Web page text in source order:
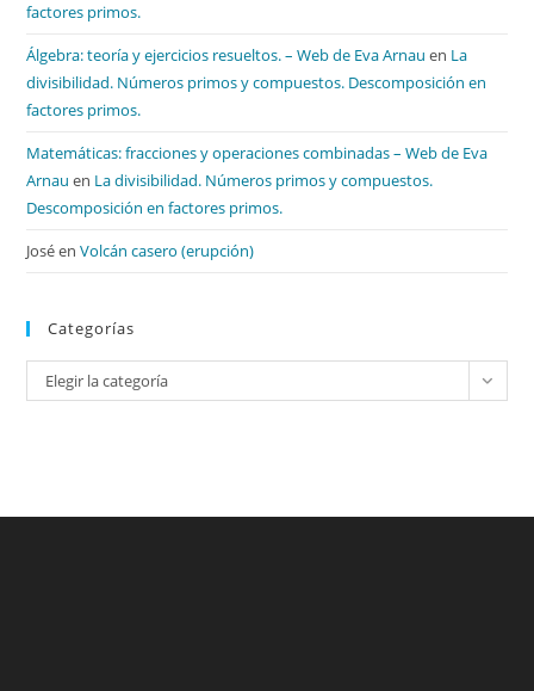
factores primos.
Álgebra: teoría y ejercicios resueltos. – Web de Eva Arnau en La
divisibilidad. Números primos y compuestos. Descomposición en
factores primos.
Matemáticas: fracciones y operaciones combinadas – Web de Eva
Arnau en La divisibilidad. Números primos y compuestos.
Descomposición en factores primos.
JoséenVolcán casero (erupción)
Categorías
Categorías
Elegir la categoría